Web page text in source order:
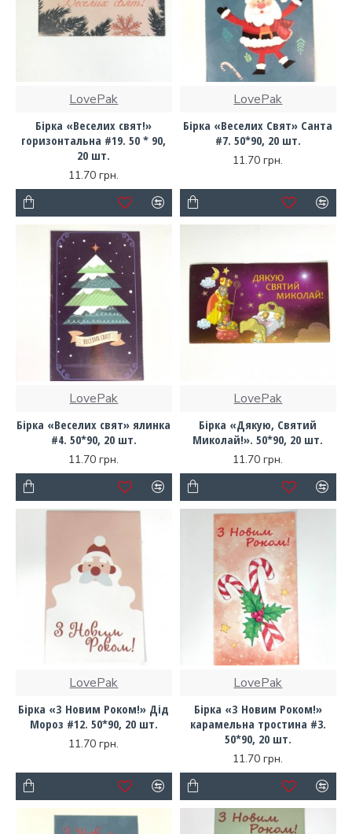
LovePak
Бірка «Веселих свят!»
горизонтальна #19. 50 * 90,
20 шт.
11.70 грн.
LovePak
Бірка «Веселих Свят» Санта
#7. 50*90, 20 шт.
11.70 грн.
LovePak
Бірка «Веселих свят» ялинка
#4. 50*90, 20 шт.
11.70 грн.
LovePak
Бірка «Дякую, Святий
Миколай!». 50*90, 20 шт.
11.70 грн.
LovePak
Бірка «З Новим Роком!» Дід
Мороз #12. 50*90, 20 шт.
11.70 грн.
LovePak
Бірка «З Новим Роком!»
карамельна тростина #3.
50*90, 20 шт.
11.70 грн.